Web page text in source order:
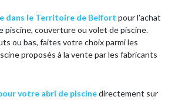
dans le Territoire de Belfort pour l'achat
piscine, couverture ou volet de piscine.
ou bas, faites votre choix parmi les
proposés à la vente par les fabricants
votre abri de piscinedirectement sur